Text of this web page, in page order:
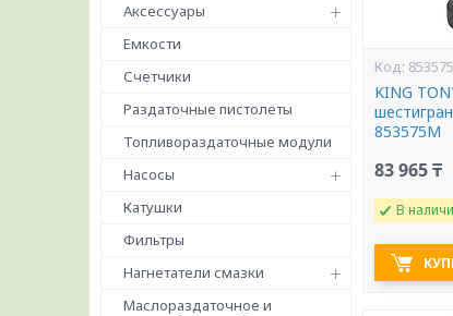
Аксессуары
Емкости
Счетчики
Раздаточные пистолеты
Топливораздаточные модули
Насосы
Катушки
Фильтры
Нагнетатели смазки
Маслораздаточное и
KING
853575M
83 965 ₸
В